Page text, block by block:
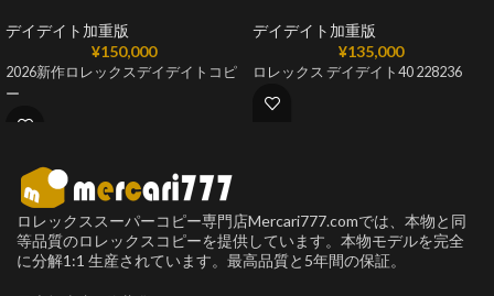
デイデイト加重版
¥150,000
2026新作ロレックスデイデイトコピ
ー
デイデイト加重版
¥135,000
ロレックス デイデイト40 228236
ロレックススーパーコピー専門店Mercari777.comでは、本物と同
等品質のロレックスコピーを提供しています。本物モデルを完全
に分解1:1 生産されています。最高品質と5年間の保証。